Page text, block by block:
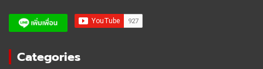
Categories